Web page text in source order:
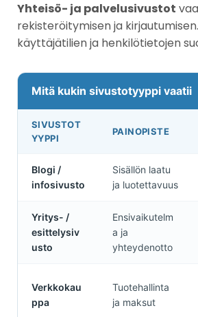
Yhteisö- ja palvelusivustot
rekisteröitymisen ja
käyttäjätilien ja henkilötietojen
Mitä kukin sivustotyyppi vaatii
SIVUSTOT
YYPPI
PAINOPISTE
Blogi /
infosivusto
Sisällön laatu
ja luotettavuus
Yritys- /
esittelysiv
usto
Ensivaikutelm
a ja
yhteydenotto
Verkkokau
ppa
Tuotehallinta
ja maksut